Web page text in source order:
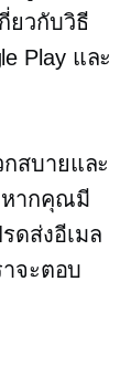
ยวกับวิธี
Play และ
กสบายและ
หากคุณมี
ดส่งอีเมล
าจะตอบ